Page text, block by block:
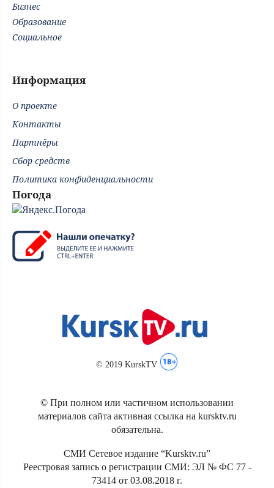
Бизнес
Образование
Социальное
Информация
О проекте
Контакты
Партнёры
Сбор средств
Политика конфиденциальности
Погода
© 2019 KurskTV
© При полном или частичном использовании
материалов сайта активная ссылка на kursktv.ru
обязательна.
СМИ Сетевое издание “Kursktv.ru”
Реестровая запись о регистрации СМИ: ЭЛ № ФС 77 -
73414 от 03.08.2018 г.